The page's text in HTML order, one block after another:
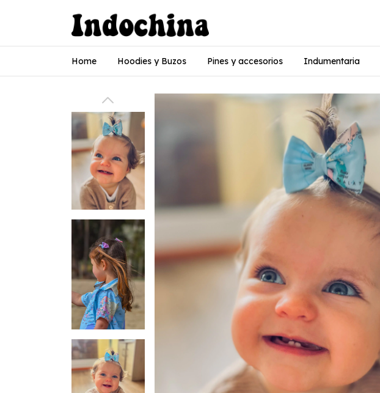
Home Hoodies y Buzos Pines y accesorios Indumentaria